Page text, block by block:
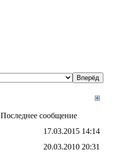
Последнее сообщение
17.03.2015 14:14
20.03.2010 20:31